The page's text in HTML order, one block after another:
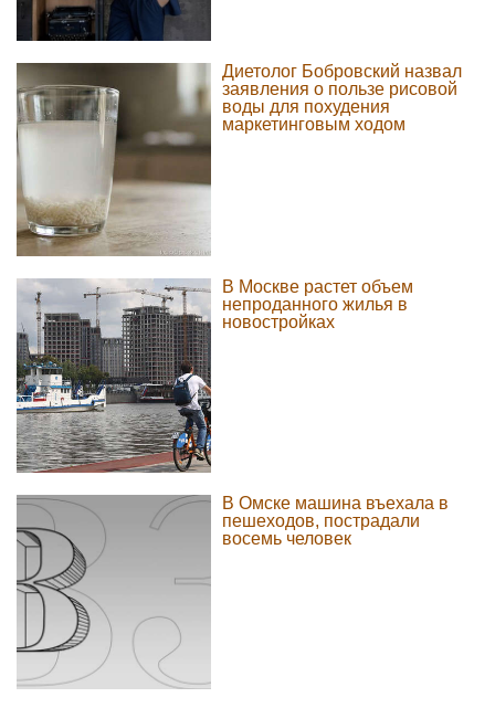
Диетолог Бобровский назвал
заявления о пользе рисовой
воды для похудения
маркетинговым ходом
В Москве растет объем
непроданного жилья в
новостройках
В Омске машина въехала в
пешеходов, пострадали
восемь человек